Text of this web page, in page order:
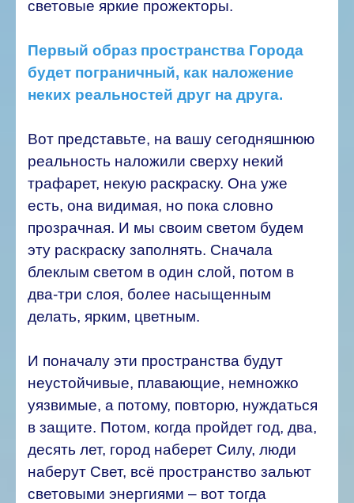
световые яркие прожекторы.
Первый образ пространства Города
будет пограничный, как наложение
неких реальностей друг на друга.
Вот представьте, на вашу сегодняшнюю
реальность наложили сверху некий
трафарет, некую раскраску. Она уже
есть, она видимая, но пока словно
прозрачная. И мы своим светом будем
эту раскраску заполнять. Сначала
блеклым светом в один слой, потом в
два-три слоя, более насыщенным
делать, ярким, цветным.
И поначалу эти пространства будут
неустойчивые, плавающие, немножко
уязвимые, а потому, повторю, нуждаться
в защите. Потом, когда пройдет год, два,
десять лет, город наберет Силу, люди
наберут Свет, всё пространство зальют
световыми энергиями – вот тогда